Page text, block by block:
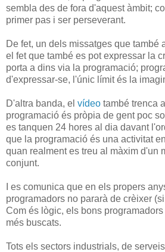
sembla des de fora d'aquest àmbit;
primer pas i ser perseverant.
De fet, un dels missatges que també
el fet que també es pot expressar la
porta a dins via la programació;
d'expressar-se, l'únic límit és la
D'altra banda, el vídeo també trenca
programació és pròpia de gent poc
es tanquen 24 hores al dia davant
que la programació és una activitat
quan realment es treu al màxim d'un
conjunt.
I es comunica que en els propers
programadors no pararà de crèixer
Com és lògic, els bons
més buscats.
Tots els sectors industrials, de